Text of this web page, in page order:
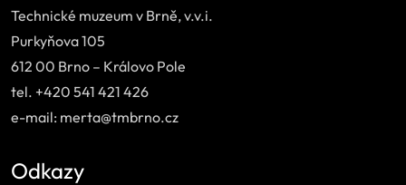
Technické muzeum v Brně, v.v.i.
Purkyňova 105
612 00 Brno – Královo Pole
tel. +420 541 421 426
e-mail: merta@tmbrno.cz
Odkazy